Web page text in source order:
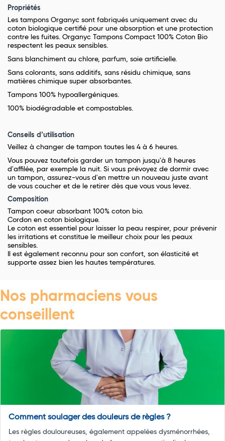
Propriétés
Les tampons Organyc sont fabriqués uniquement avec du
coton biologique certifié pour une absorption et une protection
contre les fuites. Organyc Tampons Compact 100% Coton Bio
respectent les peaux sensibles.
Sans blanchiment au chlore, parfum, soie artificielle.
Sans colorants, sans additifs, sans résidu chimique, sans
matières chimique super absorbantes.
Tampons 100% hypoallergéniques.
100% biodégradable et compostables.
Conseils d’utilisation
Veillez à changer de tampon toutes les 4 à 6 heures.
Vous pouvez toutefois garder un tampon jusqu'à 8 heures
d'affilée, par exemple la nuit. Si vous prévoyez de dormir avec
un tampon, assurez-vous d'en mettre un nouveau juste avant
de vous coucher et de le retirer dès que vous vous levez.
Composition
Tampon coeur absorbant 100% coton bio.
Cordon en coton biologique.
Le coton est essentiel pour laisser la peau respirer, pour prévenir
les irritations et constitue le meilleur choix pour les peaux
sensibles.
Il est également reconnu pour son confort, son élasticité et
supporte assez bien les hautes températures.
Nos pharmaciens vous
conseillent
Comment soulager des douleurs de règles ?
Les règles douloureuses, également appelées dysménorrhées,